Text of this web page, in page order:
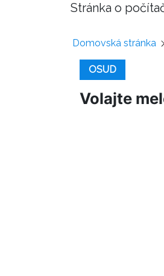
Stránka o
Domovská stránka
OSUD
Volajte